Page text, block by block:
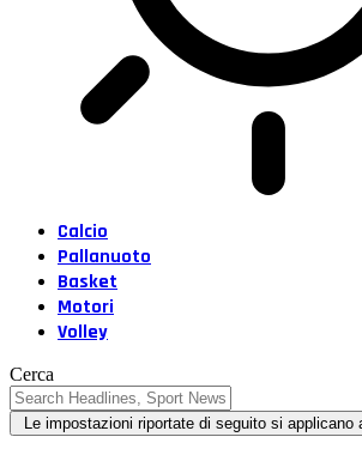
Calcio
Pallanuoto
Basket
Motori
Volley
Cerca